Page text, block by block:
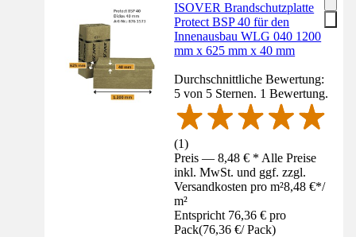
ISOVER Brandschutzplatte
Protect BSP 40 für den
Innenausbau WLG 040 1200
mm x 625 mm x 40 mm
Durchschnittliche Bewertung:
5 von 5 Sternen. 1 Bewertung.
(1)
Preis — 8,48 € * Alle Preise
inkl. MwSt. und ggf. zzgl.
Versandkosten pro m²8,48 €*/
m²
Entspricht 76,36 € pro
Pack(76,36 €/ Pack)